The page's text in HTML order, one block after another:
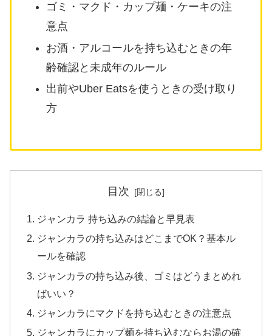
ゴミ・マクド・カップ麺・ケーキの注
意点
お酒・アルコールを持ち込むときの年
齢確認と未成年のルール
出前やUber Eatsを使うときの受け取り
方
目次
ジャンカラ 持ち込みの結論と早見表
ジャンカラの持ち込みはどこまでOK？基本ル
ールを確認
ジャンカラの持ち込み後、ゴミはどうまとめれ
ばいい？
ジャンカラにマクドを持ち込むときの注意点
ジャンカラにカップ麺を持ち込むならお湯の確